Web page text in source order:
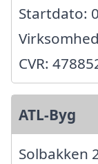
Startdato:
CVR:
ATL-Byg
Solbakken